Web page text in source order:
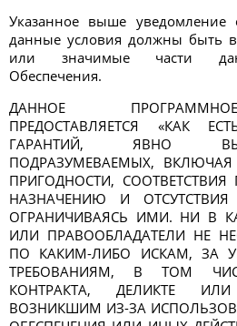
Указанное выше уведомление
данные условия должны быть
или значимые части
Обеспечения.
ДАННОЕ
ПРЕДОСТАВЛЯЕТСЯ «КАК
ГАРАНТИЙ, ЯВНО
ПОДРАЗУМЕВАЕМЫХ,
ПРИГОДНОСТИ,
НАЗНАЧЕНИЮ И
ОГРАНИЧИВАЯСЬ ИМИ. НИ В
ИЛИ ПРАВООБЛАДАТЕЛИ НЕ
ПО КАКИМ-ЛИБО ИСКАМ, ЗА
ТРЕБОВАНИЯМ, В ТОМ
КОНТРАКТА, ДЕЛИКТЕ
ВОЗНИКШИМ ИЗ-ЗА